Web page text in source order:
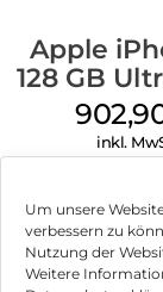
Um unsere
verbessern zu
Nutzung der
Weitere
Apple
128 GB
inkl.
Impressum